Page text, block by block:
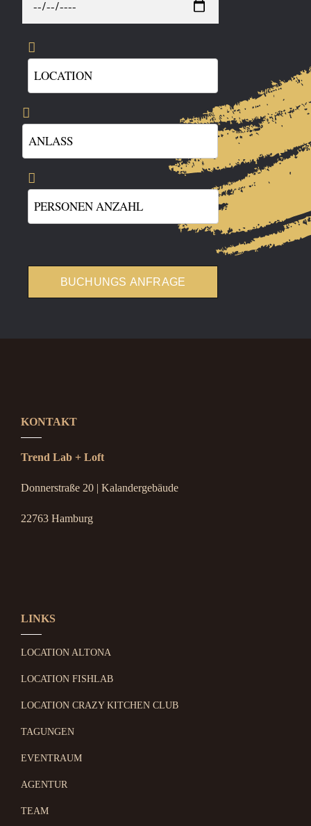
BUCHUNGS ANFRAGE
KONTAKT
Trend Lab + Loft
Donnerstraße 20 | Kalandergebäude
22763 Hamburg
LINKS
LOCATION ALTONA
LOCATION FISHLAB
LOCATION CRAZY KITCHEN CLUB
TAGUNGEN
EVENTRAUM
AGENTUR
TEAM